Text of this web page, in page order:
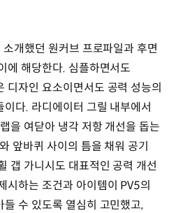
소개했던 원커브 프로파일과 후면
에 해당한다. 심플하면서도
디자인 요소이면서도 공력 성능의
다. 라디에이터 그릴 내부에서
을 여닫아 냉각 저항 개선을 돕는
앞바퀴 사이의 틈을 채워 공기
갭 가니시도 대표적인 공력 개선
시하는 조건과 아이템이 PV5의
수 있도록 열심히 고민했고,